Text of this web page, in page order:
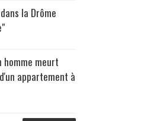
la Drôme
homme meurt
appartement à